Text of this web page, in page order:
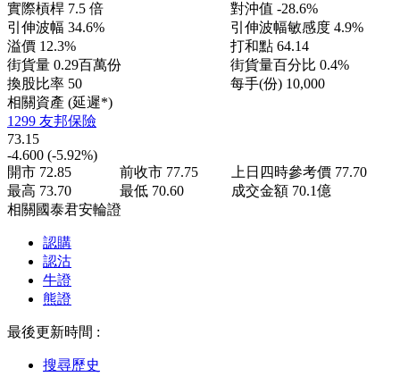
實際槓桿 7.5 倍 對沖值 -28.6%
引伸波幅 34.6% 引伸波幅敏感度 4.9%
溢價 12.3% 打和點 64.14
街貨量 0.29百萬份 街貨量百分比 0.4%
換股比率 50 每手(份) 10,000
相關資產 (延遲*)
1299 友邦保險
73.15
-4.600 (-5.92%)
開市 72.85 前收市 77.75 上日四時參考價 77.70
最高 73.70 最低 70.60 成交金額 70.1億
相關國泰君安輪證
認購
認沽
牛證
熊證
最後更新時間 :
搜尋歷史